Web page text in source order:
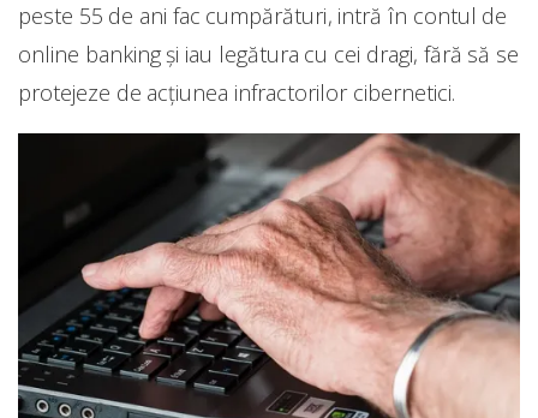
peste 55 de ani fac cumpărături, intră în contul de
online banking și iau legătura cu cei dragi, fără să se
protejeze de acțiunea infractorilor cibernetici.